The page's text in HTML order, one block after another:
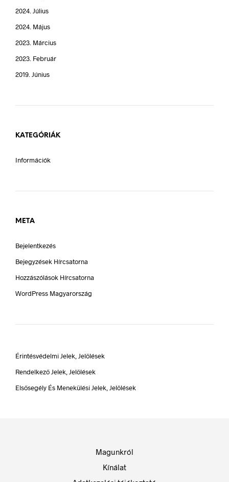
2024. Július
2024. Május
2023. Március
2023. Február
2019. Június
KATEGÓRIÁK
Információk
META
Bejelentkezés
Bejegyzések Hírcsatorna
Hozzászólások Hírcsatorna
WordPress Magyarország
Érintésvédelmi Jelek, Jelölések
Rendelkező Jelek, Jelölések
Elsősegély És Menekülési Jelek, Jelölések
Magunkról
Kínálat